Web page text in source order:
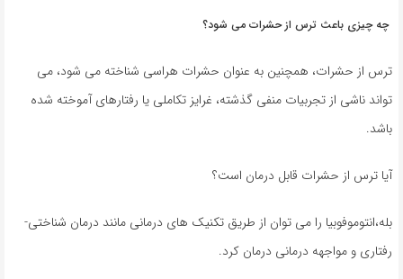
چه چیزی باعث ترس از حشرات می شود؟
ترس از حشرات، همچنین به عنوان حشرات هراسی شناخته می شود، می
تواند ناشی از تجربیات منفی گذشته، غرایز تکاملی یا رفتارهای آموخته شده
باشد.
آیا ترس از حشرات قابل درمان است؟
بله،انتوموفوبیا را می توان از طریق تکنیک های درمانی مانند درمان شناختی-
رفتاری و مواجهه درمانی درمان کرد.